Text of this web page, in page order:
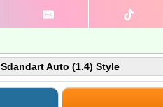
Sdandart Auto (1.4) Style